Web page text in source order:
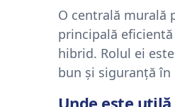
O centrală murală
principală
hibrid. Rolul ei
bun și siguranță în